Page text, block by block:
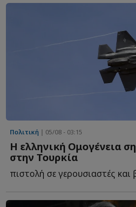
Πολιτική | 05/08 - 03:15
Η ελληνική Ομογένεια
στην Τουρκία